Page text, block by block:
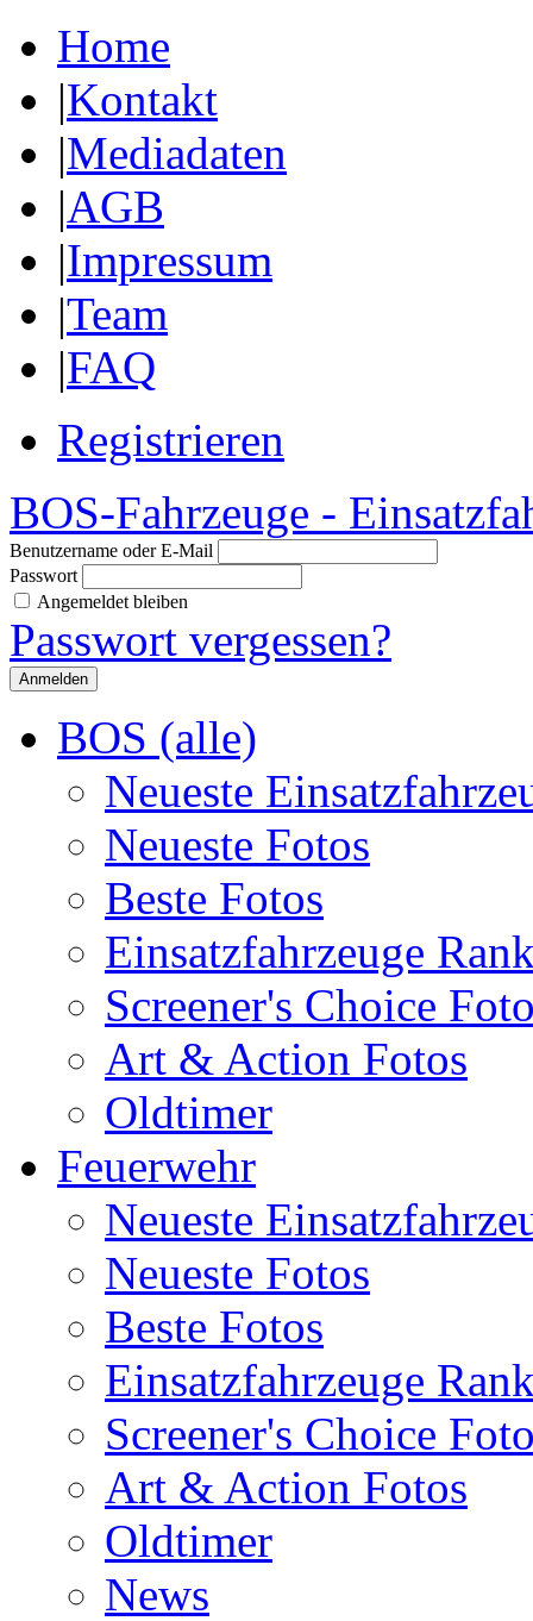
Home
|Kontakt
|Mediadaten
|AGB
|Impressum
|Team
|FAQ
Registrieren
BOS-Fahrzeuge -
Benutzername oder E-Mail
Passwort
Angemeldet bleiben
Passwort vergessen?
BOS (alle)
Neueste
Neueste Fotos
Beste Fotos
Einsatzfahrzeuge
Screener's Choice
Art & Action Fotos
Oldtimer
Feuerwehr
Neueste
Neueste Fotos
Beste Fotos
Einsatzfahrzeuge
Screener's Choice
Art & Action Fotos
Oldtimer
News